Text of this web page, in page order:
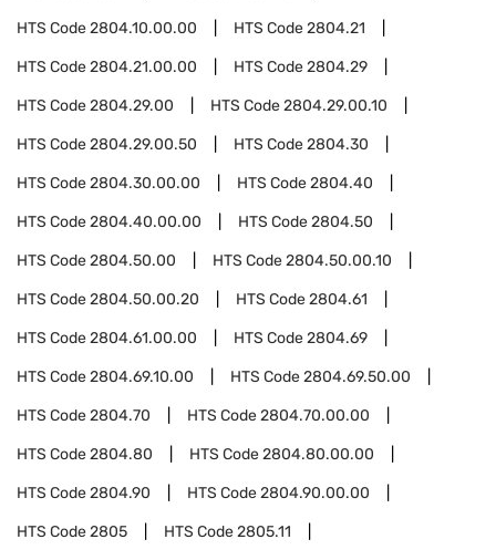
HTS Code2804.10.00.00 HTS Code2804.21
HTS Code2804.21.00.00 HTS Code2804.29
HTS Code2804.29.00 HTS Code2804.29.00.10
HTS Code2804.29.00.50 HTS Code2804.30
HTS Code2804.30.00.00 HTS Code2804.40
HTS Code2804.40.00.00 HTS Code2804.50
HTS Code2804.50.00 HTS Code2804.50.00.10
HTS Code2804.50.00.20 HTS Code2804.61
HTS Code2804.61.00.00 HTS Code2804.69
HTS Code2804.69.10.00 HTS Code2804.69.50.00
HTS Code2804.70 HTS Code2804.70.00.00
HTS Code2804.80 HTS Code2804.80.00.00
HTS Code2804.90 HTS Code2804.90.00.00
HTS Code2805 HTS Code2805.11